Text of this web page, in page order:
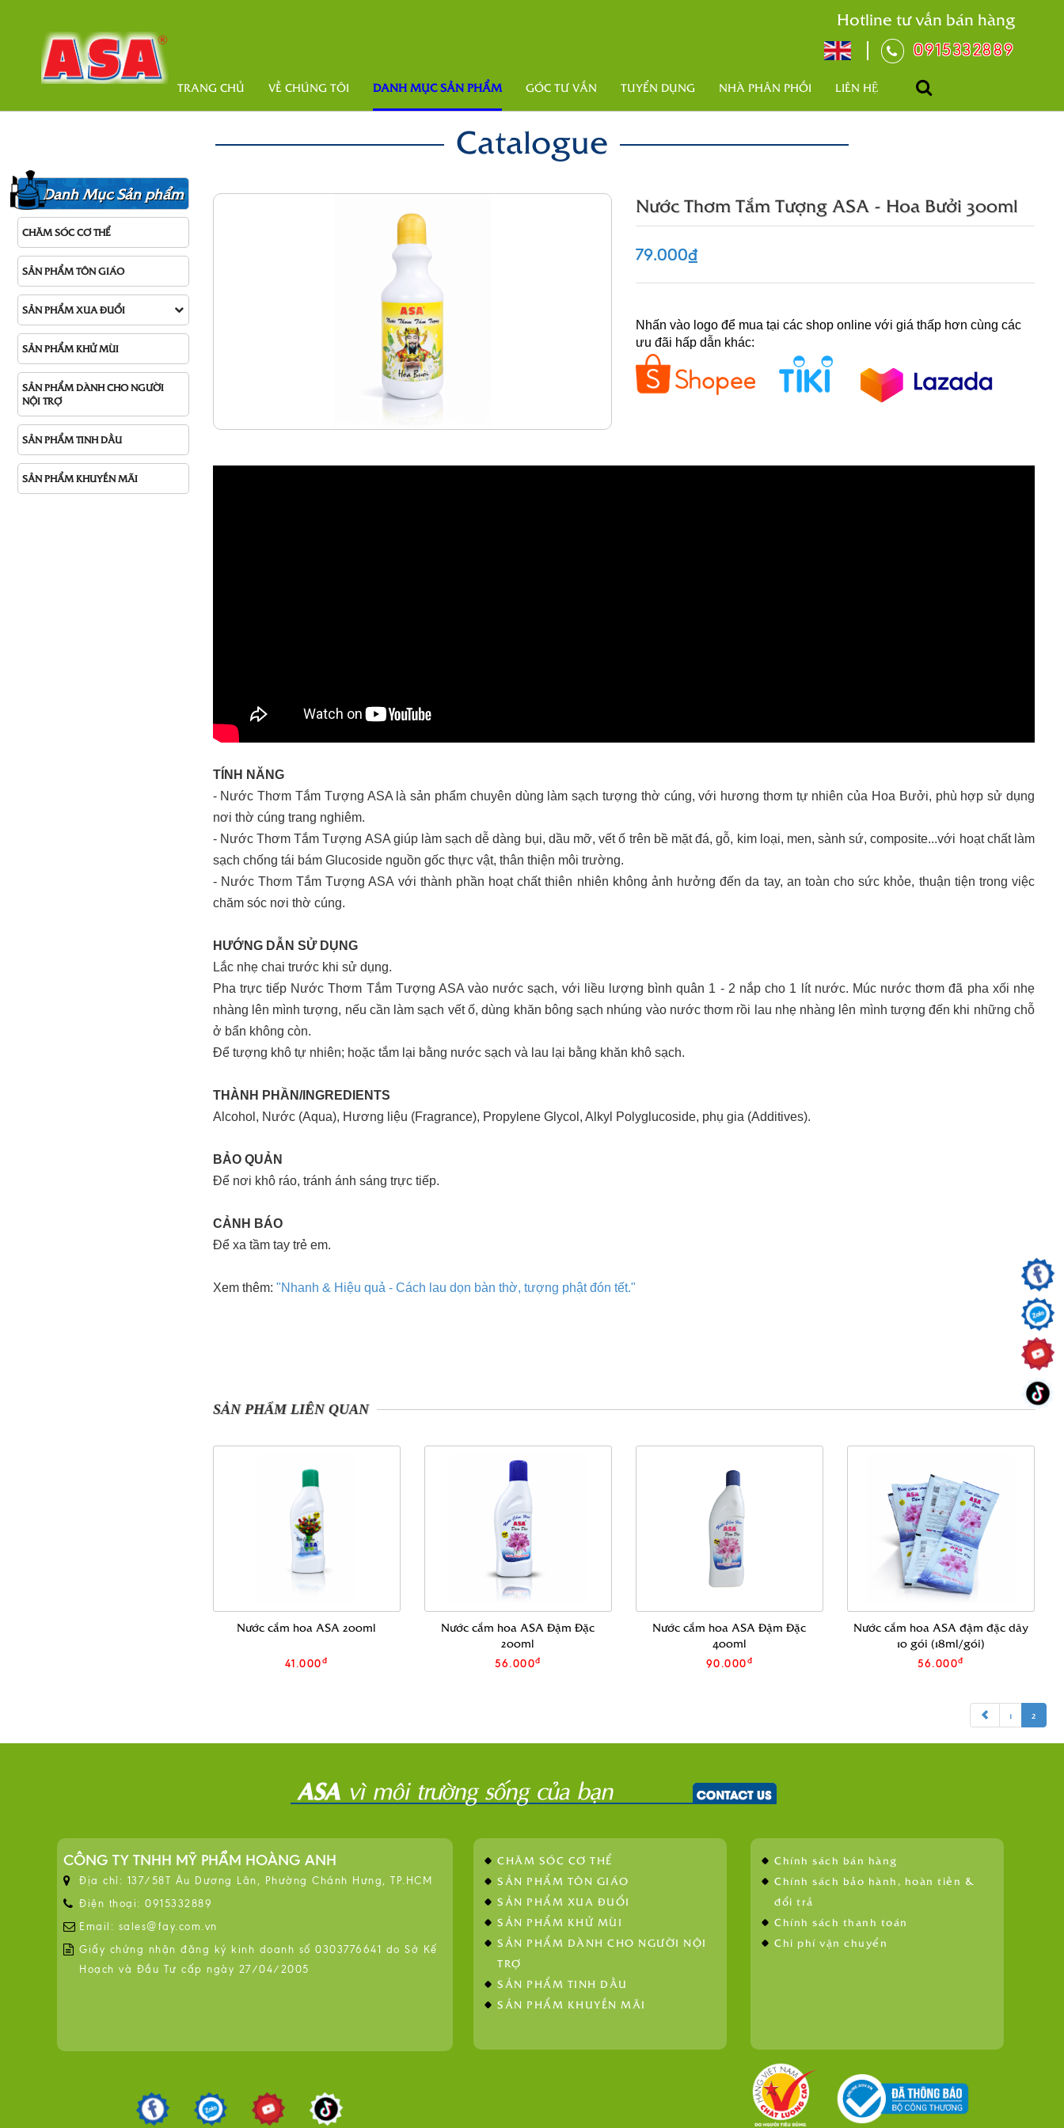
Hotline tư vấn bán hàng
0915332889
TRANG CHỦ VỀ CHÚNG TÔI DANH MỤC SẢN PHẨM GÓC TƯ VẤN TUYỂN DỤNG NHÀ PHÂN PHỐI LIÊN HỆ
Catalogue
Danh Mục Sản phẩm
CHĂM SÓC CƠ THỂ
SẢN PHẨM TÔN GIÁO
SẢN PHẨM XUA ĐUỔI
SẢN PHẨM KHỬ MÙI
SẢN PHẨM DÀNH CHO NGƯỜI
NỘI TRỢ
SẢN PHẨM TINH DẦU
SẢN PHẨM KHUYẾN MÃI
Nước Thơm Tắm Tượng ASA - Hoa Bưởi 300ml
79.000₫
Nhấn vào logo để mua tại các shop online với giá thấp hơn cùng các
ưu đãi hấp dẫn khác:
TÍNH NĂNG
- Nước Thơm Tắm Tượng ASA là sản phẩm chuyên dùng làm sạch tượng thờ cúng, với hương thơm tự nhiên của Hoa Bưởi, phù hợp sử dụng
nơi thờ cúng trang nghiêm.
- Nước Thơm Tắm Tượng ASA giúp làm sạch dễ dàng bụi, dầu mỡ, vết ố trên bề mặt đá, gỗ, kim loại, men, sành sứ, composite...với hoạt chất làm
sạch chống tái bám Glucoside nguồn gốc thực vật, thân thiện môi trường.
- Nước Thơm Tắm Tượng ASA với thành phần hoạt chất thiên nhiên không ảnh hưởng đến da tay, an toàn cho sức khỏe, thuận tiện trong việc
chăm sóc nơi thờ cúng.
HƯỚNG DẪN SỬ DỤNG
Lắc nhẹ chai trước khi sử dụng.
Pha trực tiếp Nước Thơm Tắm Tượng ASA vào nước sạch, với liều lượng bình quân 1 - 2 nắp cho 1 lít nước. Múc nước thơm đã pha xối nhẹ
nhàng lên mình tượng, nếu cần làm sạch vết ố, dùng khăn bông sạch nhúng vào nước thơm rồi lau nhẹ nhàng lên mình tượng đến khi những chỗ
ở bẩn không còn.
Để tượng khô tự nhiên; hoặc tắm lại bằng nước sạch và lau lại bằng khăn khô sạch.
THÀNH PHẦN/INGREDIENTS
Alcohol, Nước (Aqua), Hương liệu (Fragrance), Propylene Glycol, Alkyl Polyglucoside, phụ gia (Additives).
BẢO QUẢN
Để nơi khô ráo, tránh ánh sáng trực tiếp.
CẢNH BÁO
Để xa tầm tay trẻ em.
Xem thêm: "Nhanh & Hiệu quả - Cách lau dọn bàn thờ, tượng phật đón tết."
SẢN PHẨM LIÊN QUAN
Nước cắm hoa ASA 200ml
41.000đ
Nước cắm hoa ASA Đậm Đặc
200ml
56.000đ
Nước cắm hoa ASA Đậm Đặc
400ml
90.000đ
Nước cắm hoa ASA đậm đặc dây
10 gói (18ml/gói)
56.000đ
1 2
CÔNG TY TNHH MỸ PHẨM HOÀNG ANH
Địa chỉ: 137/58T Âu Dương Lân, Phường Chánh Hưng, TP.HCM
Điện thoại: 0915332889
Email: sales@fay.com.vn
Giấy chứng nhận đăng ký kinh doanh số 0303776641 do Sở Kế
Hoạch và Đầu Tư cấp ngày 27/04/2005
CHĂM SÓC CƠ THỂ
SẢN PHẨM TÔN GIÁO
SẢN PHẨM XUA ĐUỔI
SẢN PHẨM KHỬ MÙI
SẢN PHẨM DÀNH CHO NGƯỜI NỘI
TRỢ
SẢN PHẨM TINH DẦU
SẢN PHẨM KHUYẾN MÃI
Chính sách bán hàng
Chính sách bảo hành, hoàn tiền &
đổi trả
Chính sách thanh toán
Chi phí vận chuyển